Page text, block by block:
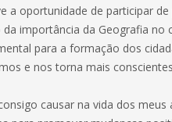
a oportunidade de participar
importância da Geografia no
para a formação dos
e nos torna mais
causar na vida dos meus